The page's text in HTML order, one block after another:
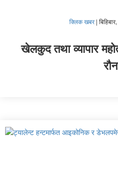
क्लिक खबर|
खेलकुद तथा व्यापार